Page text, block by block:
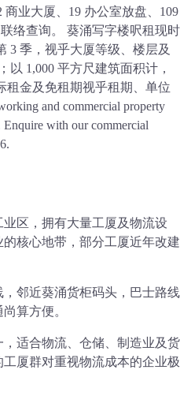
业大厦、19 办公室放盘、109
络查询。 葵涌写字楼呎租现时
3 季，视乎大厦等级、楼层及
以 1,000 平方尺建筑面积计，
租金及免租期视乎租期、单位
and commercial property
with our commercial
区，拥有大量工厦及物流设
核心地带，部分工厦近年改建
邻近葵涌货柜码头，巴士路线
算方便。
适合物流、仓储、制造业及货
厦群对重视物流成本的企业极